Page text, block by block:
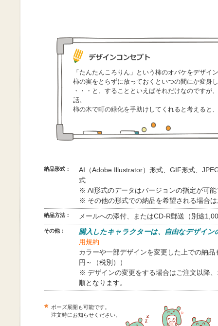
「たんたんころりん」という柿のオバケをデザイ
柿の実をとらずに放っておくといつの間にか変身
・・・と、することといえばそれだけなのですが
話。
柿の木で町の緑化を手助けしてくれると考えると
納品形式：
AI（Adobe Illustrator）形式、GIF形式、
式
※ AI形式のデータはバージョンの指定が可能
※ その他の形式での納品を希望される場合
納品方法： メールへの添付、またはCD-R郵送（別途
その他：
購入したキャラクターは、自由なデザイン
用規約
カラーや一部デザインを変更した上での納
円～（税別））
※ デザインの変更をする場合はご注文以降
順となります。
ポーズ展開も可能です。
注文時にお知らせください。